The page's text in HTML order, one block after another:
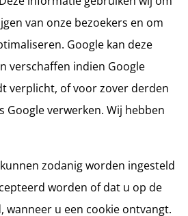
van onze bezoekers en om
Google kan deze
verschaffen indien Google
verplicht, of voor zover derden
Google verwerken. Wij hebben
zodanig worden ingesteld
worden of dat u op de
wanneer u een cookie ontvangt.